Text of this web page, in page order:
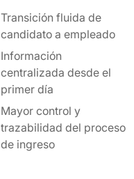
Transición fluida de
candidato a empleado
Información
centralizada desde el
primer día
Mayor control y
trazabilidad del proceso
de ingreso